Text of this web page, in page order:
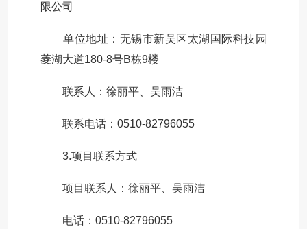
限公司
单位地址：无锡市新吴区太湖国际科技园
菱湖大道180-8号B栋9楼
联系人：徐丽平、吴雨洁
联系电话：0510-82796055
3.项目联系方式
项目联系人：徐丽平、吴雨洁
电话：0510-82796055